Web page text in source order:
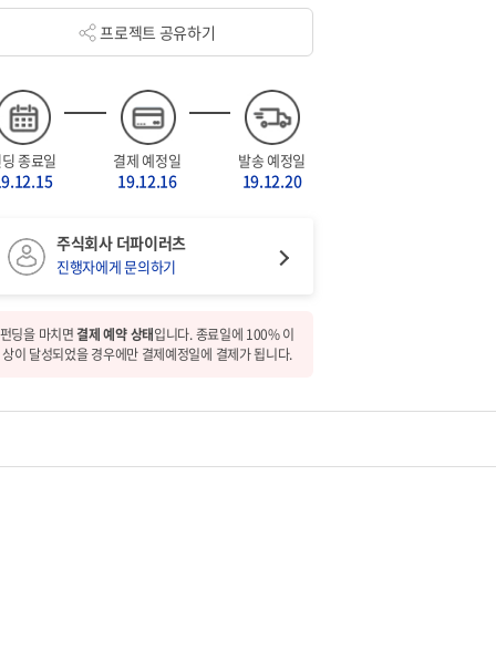
프로젝트 공유하기
종료일 결제 예정일
19.12.16
발송 예정일
19.12.20
주식회사 더파이러츠
진행자에게 문의하기
펀딩을 마치면결제 예약 상태입니다. 종료일에 100% 이
상이 달성되었을 경우에만 결제예정일에 결제가 됩니다.